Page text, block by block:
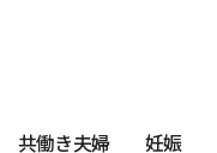
共働き夫婦 妊娠